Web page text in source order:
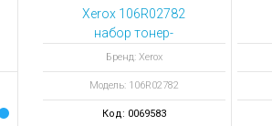
Запасные
Терминалы
оплаты
Зарядные устройства для ноутбуков
Архивные товары
Xerox 106R02782
набор тонер-
картриджей черных 2
штуки
Бренд: Xerox
Модель: 106R02782
Код: 0069583